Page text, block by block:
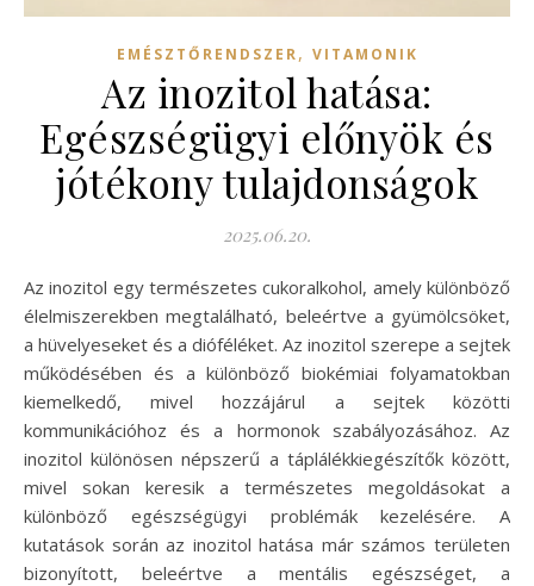
EMÉSZTŐRENDSZER, VITAMONIK
Az inozitol hatása:
Egészségügyi előnyök és
jótékony tulajdonságok
2025.06.20.
Az inozitol egy természetes cukoralkohol, amely különböző
élelmiszerekben megtalálható, beleértve a gyümölcsöket,
a hüvelyeseket és a dióféléket. Az inozitol szerepe a sejtek
működésében és a különböző biokémiai folyamatokban
kiemelkedő, mivel hozzájárul a sejtek közötti
kommunikációhoz és a hormonok szabályozásához. Az
inozitol különösen népszerű a táplálékkiegészítők között,
mivel sokan keresik a természetes megoldásokat a
különböző egészségügyi problémák kezelésére. A
kutatások során az inozitol hatása már számos területen
bizonyított, beleértve a mentális egészséget, a